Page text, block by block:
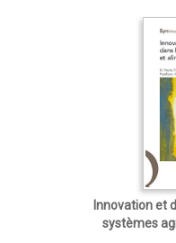
Innovation et
systèmes